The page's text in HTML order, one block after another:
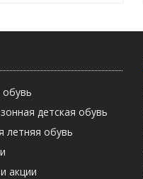
детская обувь
летняя обувь
акции